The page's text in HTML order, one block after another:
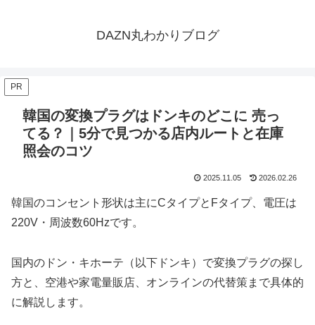
DAZN丸わかりブログ
PR
韓国の変換プラグはドンキのどこに 売っ
てる？｜5分で見つかる店内ルートと在庫
照会のコツ
2025.11.05 2026.02.26
韓国のコンセント形状は主にCタイプとFタイプ、電圧は
220V・周波数60Hzです。
国内のドン・キホーテ（以下ドンキ）で変換プラグの探し
方と、空港や家電量販店、オンラインの代替策まで具体的
に解説します。